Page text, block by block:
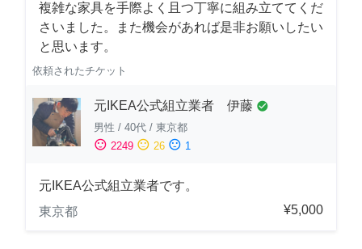
複雑な家具を手際よく且つ丁寧に組み立ててくだ
さいました。また機会があれば是非お願いしたい
と思います。
依頼されたチケット
元IKEA公式組立業者 伊藤 check_circle
男性 / 40代 / 東京都
sentiment_satisfied 2249 sentiment_neutral 26 sentiment_dissatisfied 1
元IKEA公式組立業者です。
東京都
¥5,000